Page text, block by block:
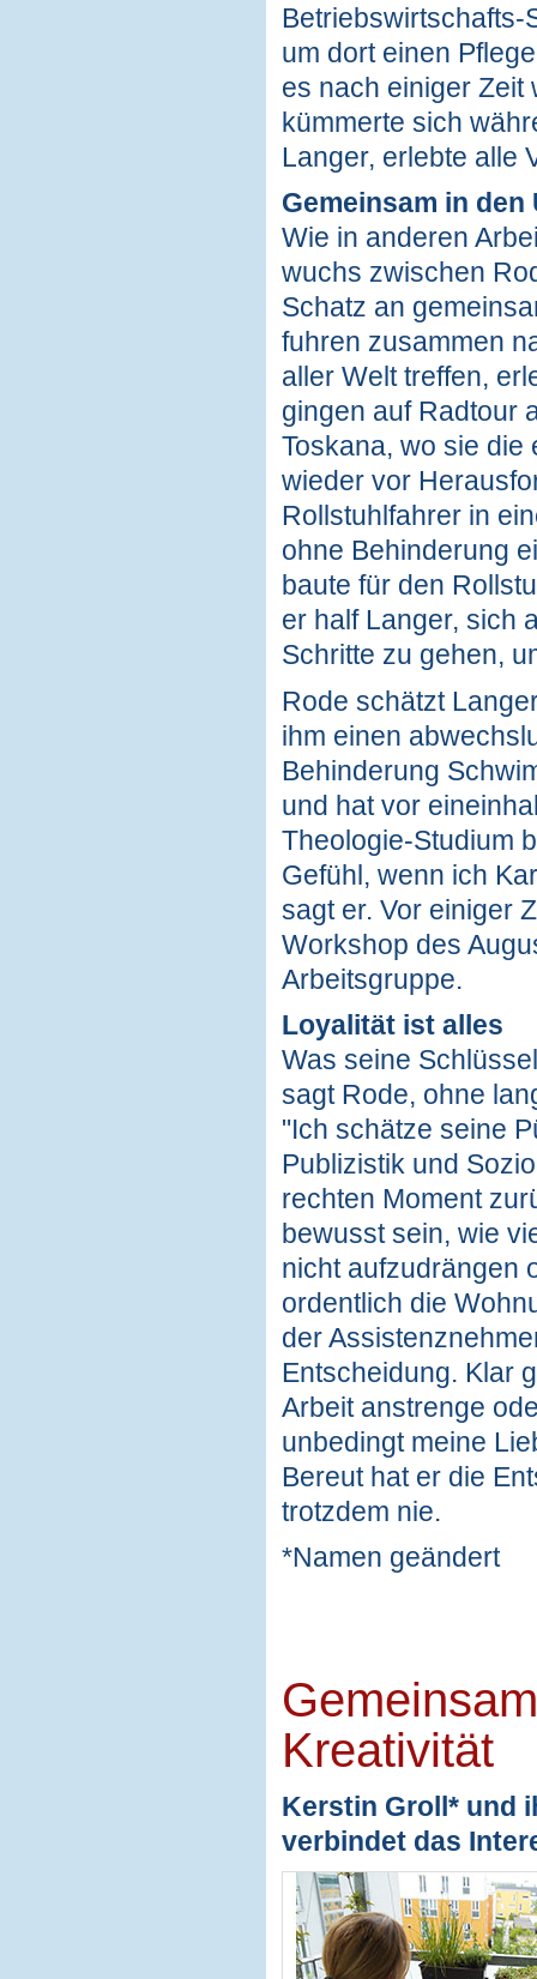
Betriebswirtschafts-
um dort einen
es nach einiger Zeit
kümmerte sich
Langer, erlebte alle
Gemeinsam in den
Wie in anderen
wuchs zwischen
Schatz an
fuhren zusammen
aller Welt treffen,
gingen auf Radtour
Toskana, wo sie die
wieder vor
Rollstuhlfahrer in
ohne Behinderung
baute für den
er half Langer, sich
Schritte zu gehen,
Rode schätzt
ihm einen
Behinderung
und hat vor
Theologie-Studium
Gefühl, wenn ich
sagt er. Vor einiger
Workshop des
Arbeitsgruppe.
Loyalität ist alles
Was seine
sagt Rode, ohne
"Ich schätze seine
Publizistik und
rechten Moment
bewusst sein, wie
nicht aufzudrängen
ordentlich die
der
Entscheidung. Klar
Arbeit anstrenge
unbedingt meine
Bereut hat er die
trotzdem nie.
*Namen geändert
Kreativität
Kerstin Groll* und
verbindet das